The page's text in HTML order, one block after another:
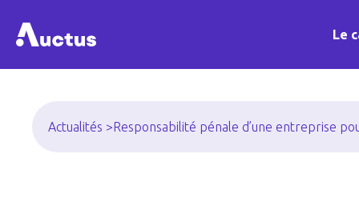
Le
Actualités >Responsabilité pénale d’une entreprise